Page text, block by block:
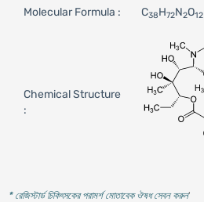
Molecular Formula : C38H72N2O12
Chemical Structure
:
* রেজিস্টার্ড চিকিৎসকের পরামর্শ মোতাবেক ঔষধ সেবন করুন'